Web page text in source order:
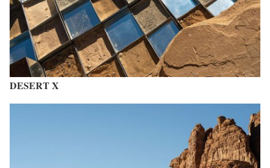
DESERT X